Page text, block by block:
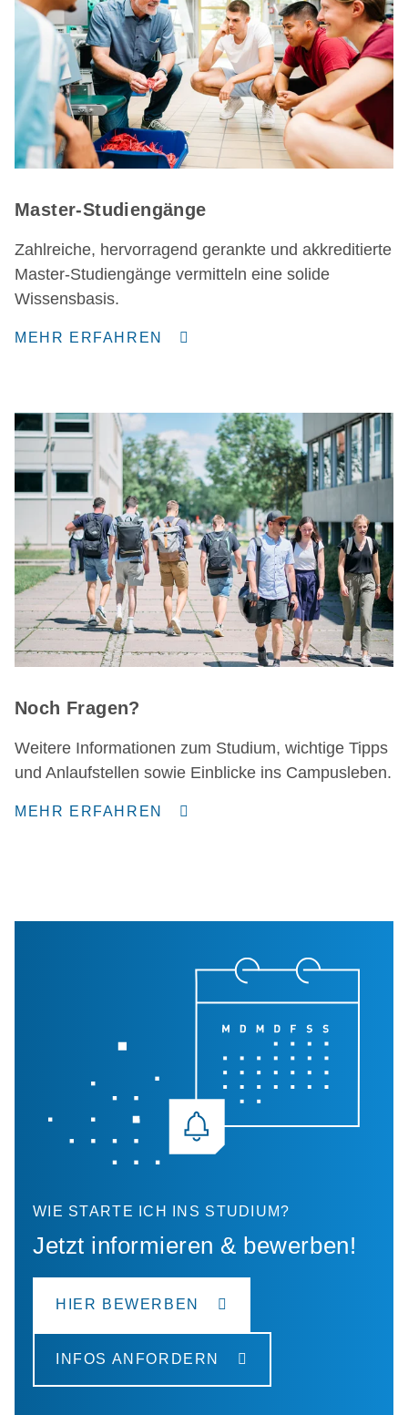
Master-Studiengänge
Zahlreiche, hervorragend gerankte und akkreditierte
Master-Studiengänge vermitteln eine solide
Wissensbasis.
MEHR ERFAHREN
Noch Fragen?
Weitere Informationen zum Studium, wichtige Tipps
und Anlaufstellen sowie Einblicke ins Campusleben.
MEHR ERFAHREN
WIE STARTE ICH INS STUDIUM?
Jetzt informieren & bewerben!
HIER BEWERBEN
INFOS ANFORDERN